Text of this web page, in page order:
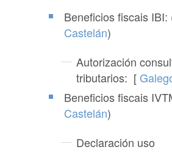
Beneficios fiscais IBI:
Castelán)
Autorización
tributarios: [
Beneficios fiscais
Castelán)
Declaración uso